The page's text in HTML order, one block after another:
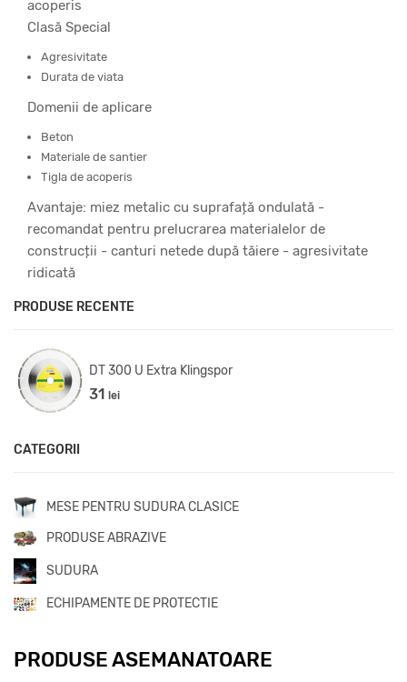
PRODUSE RECENTE
DT 300 U Extra Klingspor
31 lei
CATEGORII
MESE PENTRU SUDURA CLASICE
PRODUSE ABRAZIVE
SUDURA
ECHIPAMENTE DE PROTECTIE
acoperis
Clasă Special
Agresivitate
Durata de viata
Domenii de aplicare
Beton
Materiale de santier
Tigla de acoperis
Avantaje: miez metalic cu suprafață ondulată -
recomandat pentru prelucrarea materialelor de
construcții - canturi netede după tăiere - agresivitate
ridicată
PRODUSE ASEMANATOARE